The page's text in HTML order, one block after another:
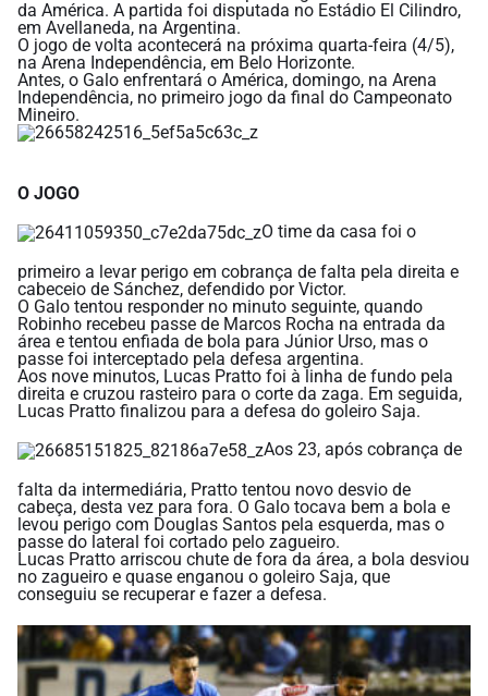
da América. A partida foi disputada no Estádio El Cilindro,
em Avellaneda, na Argentina.
O jogo de volta acontecerá na próxima quarta-feira (4/5),
na Arena Independência, em Belo Horizonte.
Antes, o Galo enfrentará o América, domingo, na Arena
Independência, no primeiro jogo da final do Campeonato
Mineiro.
O JOGO
O time da casa foi o
primeiro a levar perigo em cobrança de falta pela direita e
cabeceio de Sánchez, defendido por Victor.
O Galo tentou responder no minuto seguinte, quando
Robinho recebeu passe de Marcos Rocha na entrada da
área e tentou enfiada de bola para Júnior Urso, mas o
passe foi interceptado pela defesa argentina.
Aos nove minutos, Lucas Pratto foi à linha de fundo pela
direita e cruzou rasteiro para o corte da zaga. Em seguida,
Lucas Pratto finalizou para a defesa do goleiro Saja.
Aos 23, após cobrança de
falta da intermediária, Pratto tentou novo desvio de
cabeça, desta vez para fora. O Galo tocava bem a bola e
levou perigo com Douglas Santos pela esquerda, mas o
passe do lateral foi cortado pelo zagueiro.
Lucas Pratto arriscou chute de fora da área, a bola desviou
no zagueiro e quase enganou o goleiro Saja, que
conseguiu se recuperar e fazer a defesa.